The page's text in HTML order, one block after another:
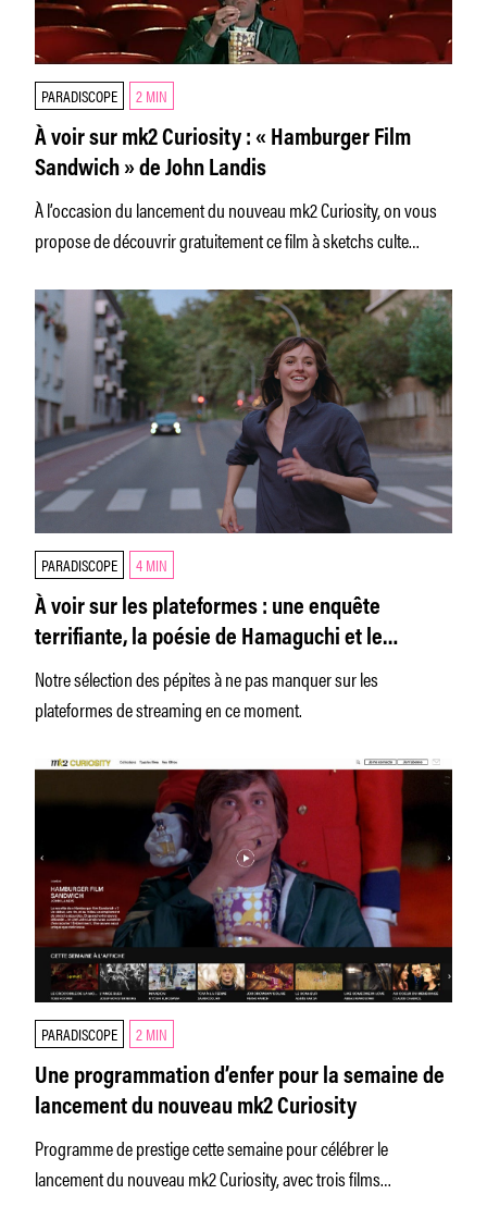
PARADISCOPE 2 MIN
À voir sur mk2 Curiosity : « Hamburger Film
Sandwich » de John Landis
À l’occasion du lancement du nouveau mk2 Curiosity, on vous
propose de découvrir gratuitement ce film à sketchs culte
PARADISCOPE 4 MIN
À voir sur les plateformes : une enquête
terrifiante, la poésie de Hamaguchi et le
portrait d’une héroïne à contre-temps
Notre sélection des pépites à ne pas manquer sur les
plateformes de streaming en ce moment.
PARADISCOPE 2 MIN
Une programmation d’enfer pour la semaine de
lancement du nouveau mk2 Curiosity
Programme de prestige cette semaine pour célébrer le
lancement du nouveau mk2 Curiosity, avec trois films